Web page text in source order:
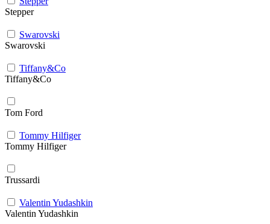
Stepper
Swarovski
Swarovski
Tiffany&Co
Tiffany&Co
Tom Ford
Tommy Hilfiger
Tommy Hilfiger
Trussardi
Valentin Yudashkin
Valentin Yudashkin